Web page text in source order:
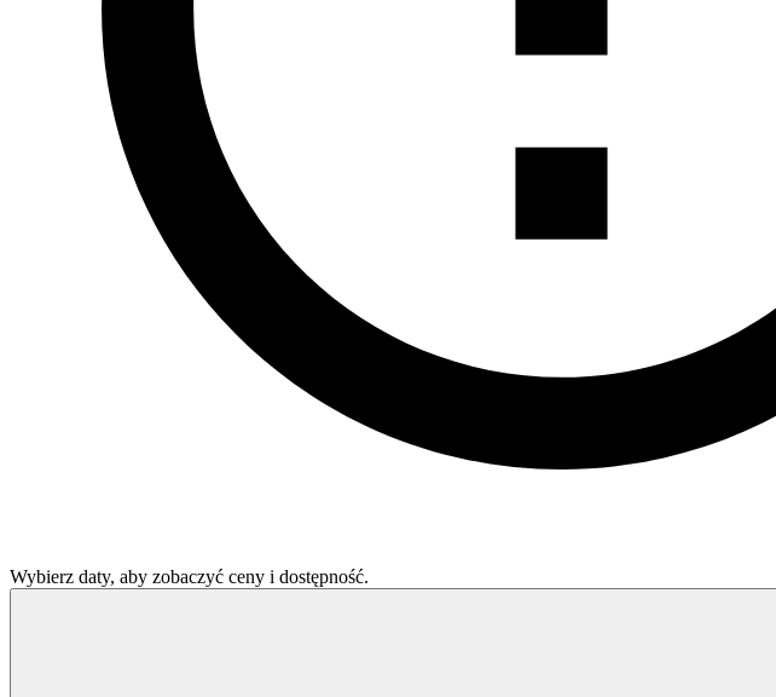
Wybierz daty, aby zobaczyć ceny i dostępność.